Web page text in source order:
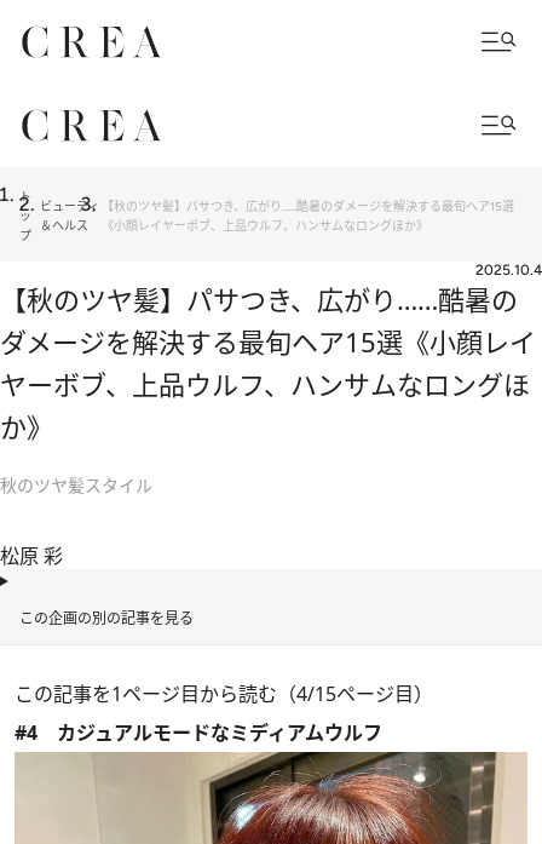
ト
ッ
プ
ビューティ
＆ヘルス
【秋のツヤ髪】パサつき、広がり……酷暑のダメージを解決する最旬ヘア15選
《小顔レイヤーボブ、上品ウルフ、ハンサムなロングほか》
2025.10.4
【秋のツヤ髪】パサつき、広がり……酷暑の
ダメージを解決する最旬ヘア15選《小顔レイ
ヤーボブ、上品ウルフ、ハンサムなロングほ
か》
秋のツヤ髪スタイル
松原 彩
この企画の別の記事を見る
この記事を1ページ目から読む（4/15ページ目）
#4 カジュアルモードなミディアムウルフ